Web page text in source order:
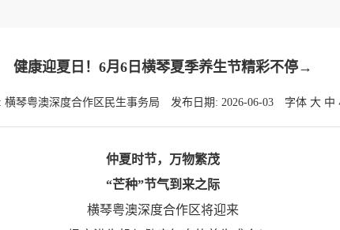
健康迎夏日！6月6日横琴夏季养生节精彩不停→
横琴粤澳深度合作区民生事务局 发布日期: 2026-06-03 字体 大 中
仲夏时节，万物繁茂
“芒种”节气到来之际
横琴粤澳深度合作区将迎来